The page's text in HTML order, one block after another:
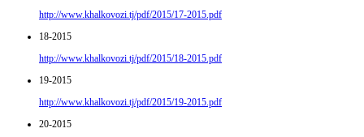
http://www.khalkovozi.tj/pdf/2015/17-2015.pdf
18-2015
http://www.khalkovozi.tj/pdf/2015/18-2015.pdf
19-2015
http://www.khalkovozi.tj/pdf/2015/19-2015.pdf
20-2015